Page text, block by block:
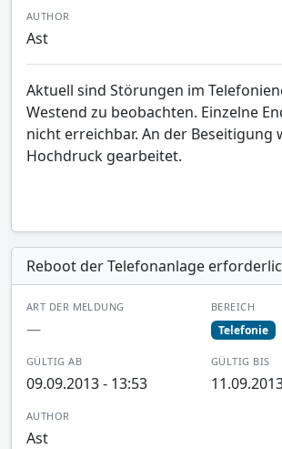
AUTHOR
Ast
Aktuell sind Störungen im
Westend zu beobachten. Einzelne
nicht erreichbar. An der Beseitigung
Hochdruck gearbeitet.
Reboot der Telefonanlage
ART DER MELDUNG
—
BEREICH
Telefonie
GÜLTIG AB
09.09.2013 - 13:53
GÜLTIG BIS
AUTHOR
Ast